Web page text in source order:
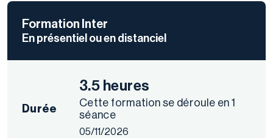
Formation Inter
En présentiel ou en distanciel
Durée
3.5 heures
Cette formation se déroule en 1
séance
05/11/2026